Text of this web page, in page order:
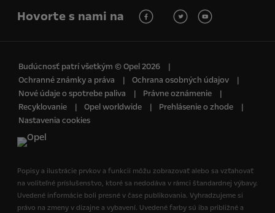
Hovorte s nami na
Budúcnosť patrí všetkým © Opel 2026
Ochranné známky a práva
Ochrana osobných údajov
Nové údaje o spotrebe paliva
Právne oznámenie
Recyklovanie
Opel worldwide
Prehlásenie o zhode
Nastavenia cookies
Popisy a ilustrácie prvkov a funkcií môžu zobrazovať alebo sa vzťahovať
na voliteľné príslušenstvo, ktoré sa nedodáva v rámci štandardnej výbavy.
Uvedené informácie boli presné v čase publikovania. Vyhradzujeme si
právo na zmeny v dizajne a vybavení. Uvedené farby sú iba približné a